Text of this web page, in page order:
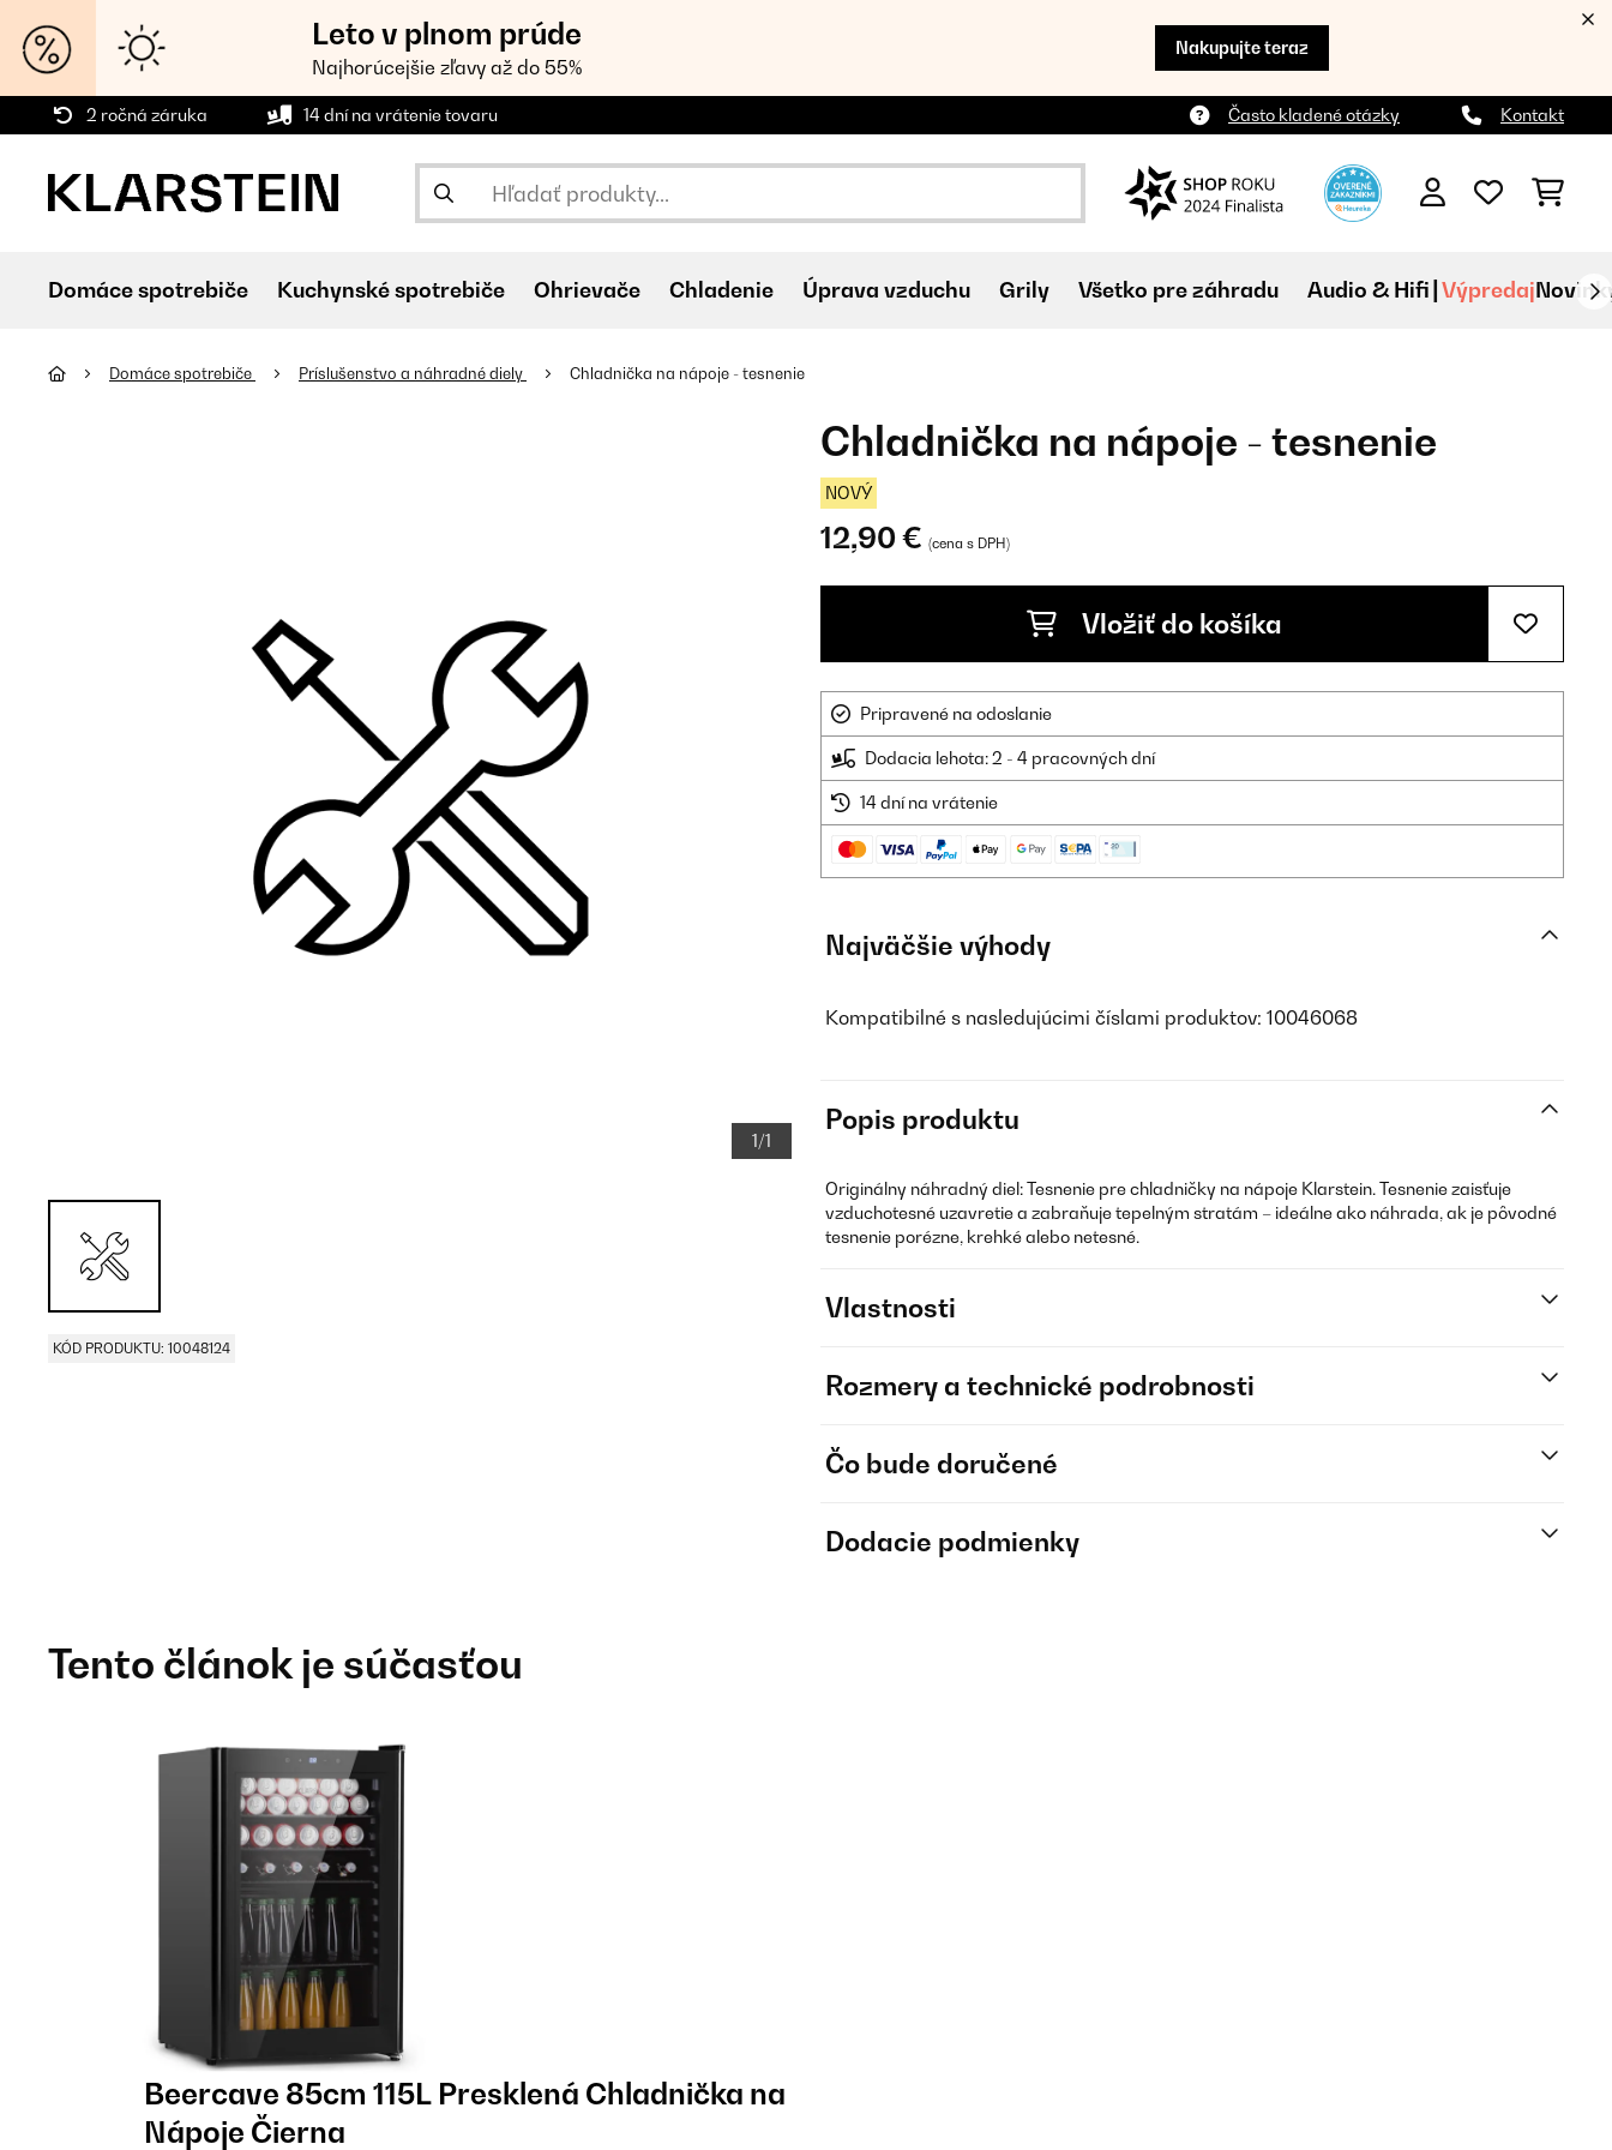
Leto v plnom prúde
Najhorúcejšie zľavy až do 55%
Nakupujte teraz
2 ročná záruka 14 dní na vrátenie tovaru Často kladené otázky Kontakt
Domáce spotrebiče Kuchynské spotrebiče Ohrievače Chladenie Úprava vzduchu Grily Všetko pre záhradu Audio & Hifi Výpredaj
Domáce spotrebiče Príslušenstvo a náhradné diely Chladnička na nápoje - tesnenie
1/1
KÓD PRODUKTU: 10048124
Chladnička na nápoje - tesnenie
NOVÝ
12,90 € (cena s DPH)
Vložiť do košíka
Pripravené na odoslanie
Dodacia lehota: 2 - 4 pracovných dní
14 dní na vrátenie
Najväčšie výhody
Kompatibilné s nasledujúcimi číslami produktov: 10046068
Popis produktu
Originálny náhradný diel: Tesnenie pre chladničky na nápoje Klarstein. Tesnenie zaisťuje
vzduchotesné uzavretie a zabraňuje tepelným stratám – ideálne ako náhrada, ak je pôvodné
tesnenie porézne, krehké alebo netesné.
Vlastnosti
Rozmery a technické podrobnosti
Čo bude doručené
Dodacie podmienky
Tento článok je súčasťou
Beercave 85cm 115L Presklená Chladnička na
Nápoje Čierna